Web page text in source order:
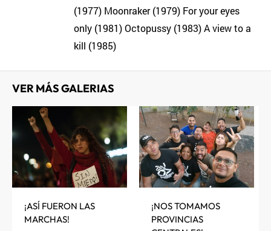
(1977) Moonraker (1979) For your eyes
only (1981) Octopussy (1983) A view to a
kill (1985)
VER MÁS GALERIAS
¡ASÍ FUERON LAS
MARCHAS!
¡NOS TOMAMOS
PROVINCIAS